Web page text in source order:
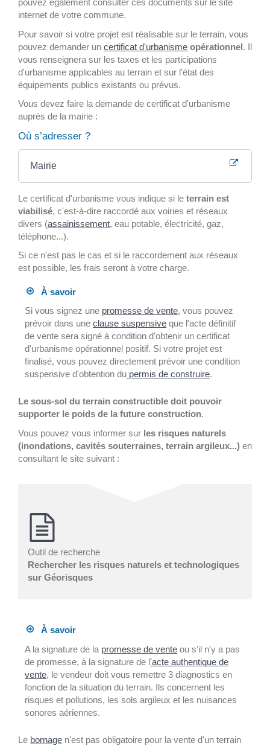
pouvez également consulter ces documents sur le site
internet de votre commune.
Pour savoir si votre projet est réalisable sur le terrain, vous
pouvez demander un certificat d'urbanisme opérationnel. Il
vous renseignera sur les taxes et les participations
d'urbanisme applicables au terrain et sur l'état des
équipements publics existants ou prévus.
Vous devez faire la demande de certificat d'urbanisme
auprès de la mairie :
Où s’adresser ?
Mairie
Le certificat d'urbanisme vous indique si le terrain est
viabilisé, c'est-à-dire raccordé aux voiries et réseaux
divers (assainissement, eau potable, électricité, gaz,
téléphone...).
Si ce n'est pas le cas et si le raccordement aux réseaux
est possible, les frais seront à votre charge.
À savoir
Si vous signez une promesse de vente, vous pouvez
prévoir dans uneclause suspensive que l'acte définitif
de vente sera signé à condition d'obtenir un certificat
d'urbanisme opérationnel positif. Si votre projet est
finalisé, vous pouvez directement prévoir une condition
suspensive d'obtention du permis de construire.
Le sous-sol du terrain constructible doit pouvoir
supporter le poids de la future construction.
Vous pouvez vous informer sur les risques naturels
(inondations, cavités souterraines, terrain argileux...) en
consultant le site suivant :
Outil de recherche
Rechercher les risques naturels et technologiques
sur Géorisques
À savoir
A la signature de la promesse de vente ou s'il n'y a pas
de promesse, à la signature de l'acte authentique de
vente, le vendeur doit vous remettre 3 diagnostics en
fonction de la situation du terrain. Ils concernent les
risques et pollutions, les sols argileux et les nuisances
sonores aériennes.
Le bornage n'est pas obligatoire pour la vente d'un terrain